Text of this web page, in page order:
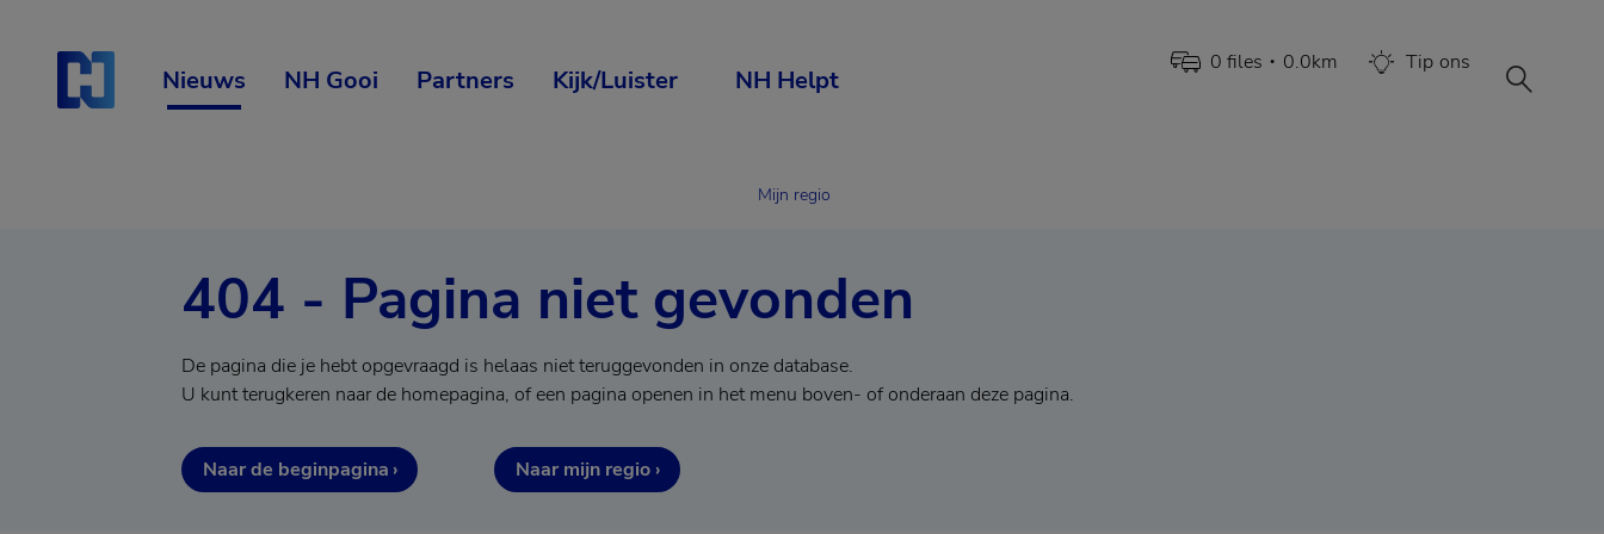
content
Nieuws NH Gooi Partners Kijk/Luister NH Helpt
0 files • 0.0km Tip ons
Mijn regio
404 - Pagina niet gevonden
De pagina die je hebt opgevraagd is helaas niet teruggevonden in onze database.
U kunt terugkeren naar de homepagina, of een pagina openen in het menu boven- of onderaan deze pagina.
Naar de beginpagina Naar mijn regio